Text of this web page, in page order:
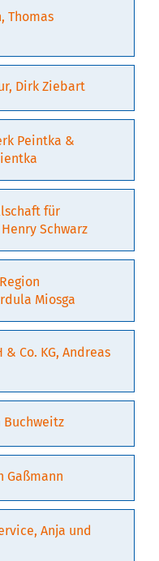
Thomas
Dirk Ziebart
Peintka &
für
Schwarz
Miosga
& Co. KG, Andreas
Buchweitz
Gaßmann
Anja und